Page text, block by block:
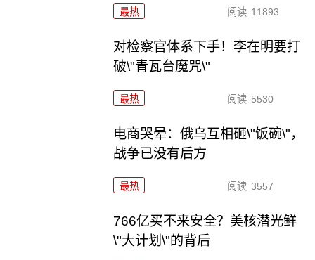
最热 阅读 11893
对检察官体系下手！李在明要打
破\"青瓦台魔咒\"
最热 阅读 5530
电商哭晕：俄乌互相砸\"饭碗\"，
战争已没有后方
最热 阅读 3557
766亿买不来安全？美核潜光鲜
\"大计划\"的背后